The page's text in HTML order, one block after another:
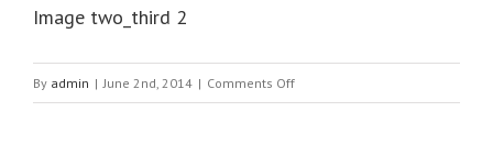
Image two_third 2
By admin | June 2nd, 2014 | Comments Offon